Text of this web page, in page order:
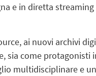
e in diretta
ai nuovi archivi
sia come
multidisciplinare e